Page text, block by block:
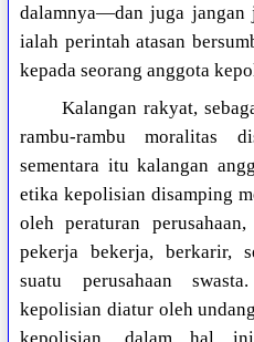
dalamnya—dan juga
ialah perintah atasan
kepada seorang anggota
Kalangan rakyat,
rambu-rambu moralitas
sementara itu kalangan
etika kepolisian disamping
oleh peraturan
pekerja bekerja, berkarir,
suatu perusahaan
kepolisian diatur oleh